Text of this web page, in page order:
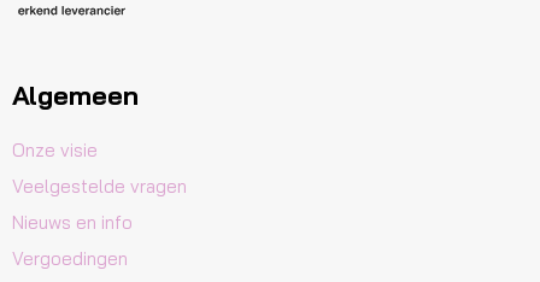
Algemeen
Onze visie
Veelgestelde vragen
Nieuws en info
Vergoedingen